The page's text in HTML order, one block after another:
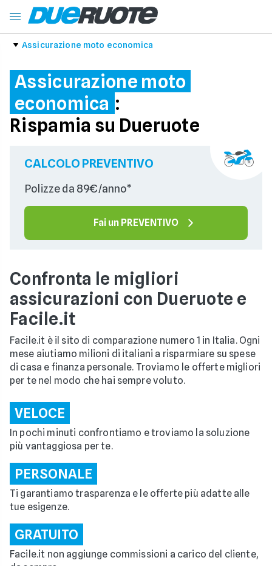
Assicurazione moto economica
Assicurazione moto
economica :
Rispamia su Dueruote
CALCOLO PREVENTIVO
Polizze da 89€/anno*
Fai un PREVENTIVO
Confronta le migliori
assicurazioni con Dueruote e
Facile.it
Facile.it è il sito di comparazione numero 1 in Italia. Ogni
mese aiutiamo milioni di italiani a risparmiare su spese
di casa e finanza personale. Troviamo le offerte migliori
per te nel modo che hai sempre voluto.
VELOCE
In pochi minuti confrontiamo e troviamo la soluzione
più vantaggiosa per te.
PERSONALE
Ti garantiamo trasparenza e le offerte più adatte alle
tue esigenze.
GRATUITO
Facile.it non aggiunge commissioni a carico del cliente,